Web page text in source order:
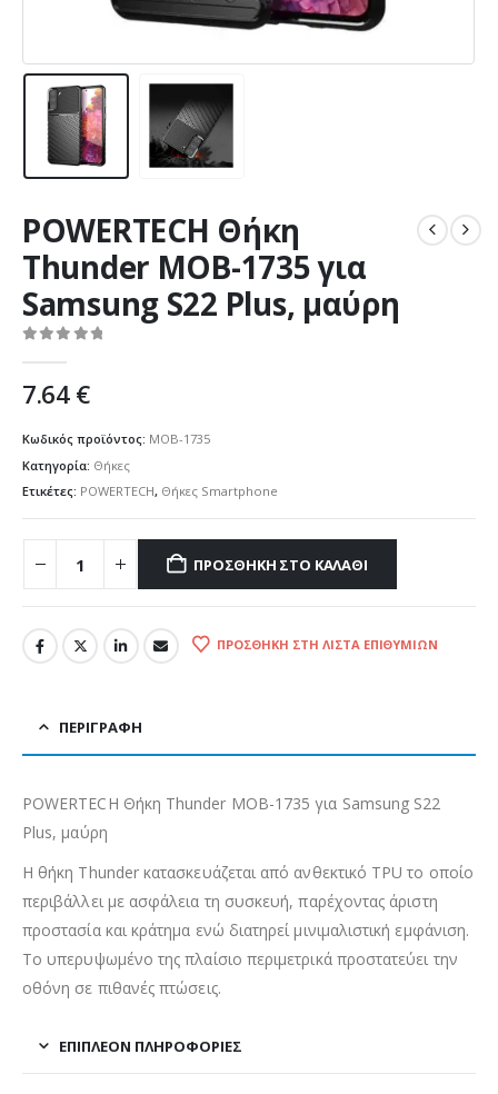
POWERTECH Θήκη
Thunder MOB-1735 για
Samsung S22 Plus, μαύρη
7.64€
Κωδικός προϊόντος: MOB-1735
Κατηγορία: Θήκες
Ετικέτες: POWERTECH, Θήκες Smartphone
ΠΡΟΣΘΉΚΗ ΣΤΟ ΚΑΛΆΘΙ
ΠΡΟΣΘΉΚΗ ΣΤΗ ΛΊΣΤΑ ΕΠΙΘΥΜΙΏΝ
ΠΕΡΙΓΡΑΦΉ
POWERTECH Θήκη Thunder MOB-1735 για Samsung S22
Plus, μαύρη
H θήκη Thunder κατασκευάζεται από ανθεκτικό TPU το οποίο
περιβάλλει με ασφάλεια τη συσκευή, παρέχοντας άριστη
προστασία και κράτημα ενώ διατηρεί μινιμαλιστική εμφάνιση.
Το υπερυψωμένο της πλαίσιο περιμετρικά προστατεύει την
οθόνη σε πιθανές πτώσεις.
ΕΠΙΠΛΈΟΝ ΠΛΗΡΟΦΟΡΊΕΣ